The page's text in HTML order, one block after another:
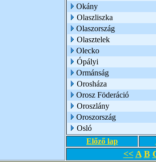
Okány
Olaszliszka
Olaszország
Olasztelek
Olecko
Ópályi
Ormánság
Orosháza
Orosz Föderáció
Oroszlány
Oroszország
Osló
Előző lap
<< A B